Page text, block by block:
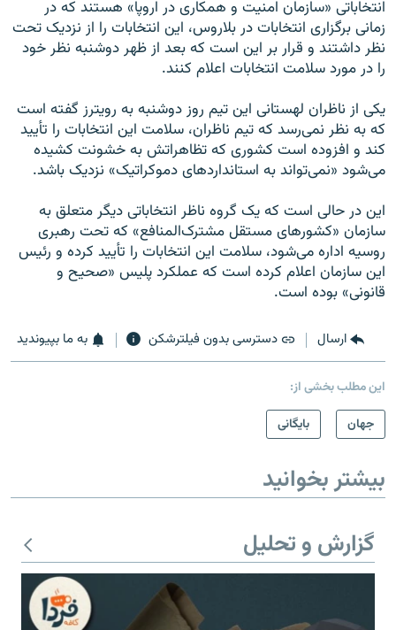
انتخاباتی «سازمان امنیت و همکاری در اروپا» هستند که در
زمانی برگزاری انتخابات در بلاروس، این انتخابات را از نزدیک تحت
نظر داشتند و قرار بر این است که بعد از ظهر دوشنبه نظر خود
را در مورد سلامت انتخابات اعلام کنند.
یکی از ناظران لهستانی این تیم روز دوشنبه به رویترز گفته است
که به نظر نمی‌رسد که تیم ناظران، سلامت این انتخابات را تأیید
کند و افزوده است کشوری که تظاهراتش به خشونت کشیده
می‌شود «نمی‌تواند به استانداردهای دموکراتیک» نزدیک باشد.
این در حالی است که یک گروه ناظر انتخاباتی دیگر متعلق به
سازمان «کشورهای مستقل مشترک‌المنافع» که تحت رهبری
روسیه اداره می‌شود، سلامت این انتخابات را تأیید کرده و رئیس
این سازمان اعلام کرده است که عملکرد پلیس «صحیح و
قانونی» بوده است.
ارسال دسترسی بدون فیلترشکن به ما بپیوندید
این مطلب بخشی از:
جهان
بایگانی
بیشتر بخوانید
گزارش و تحلیل